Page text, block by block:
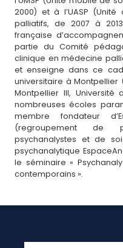
2000) et à l’UASP
palliatifs, de 2007 à
française
partie du Comité
clinique en médecine
et enseigne dans ce
universitaire à Montpellier
Montpellier III,
nombreuses écoles
membre fondateur
(regroupement de
psychanalystes et de
psychanalytique
le séminaire «
contemporains ».